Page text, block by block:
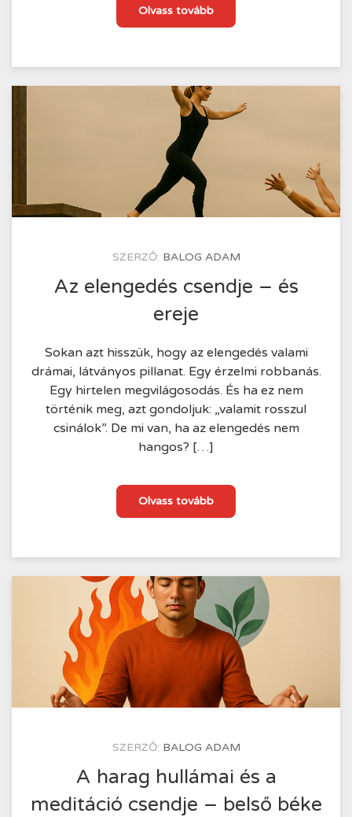
Olvass továbbA
mantra
mint
KÖZZÉTÉTEL
SZERZŐ: BALOG ADAM
Az elengedés csendje – és
ereje
Sokan azt hisszük, hogy az elengedés valami
drámai, látványos pillanat. Egy érzelmi robbanás.
Egy hirtelen megvilágosodás. És ha ez nem
történik meg, azt gondoljuk: „valamit rosszul
csinálok”. De mi van, ha az elengedés nem
hangos? […]
Olvass továbbAz
elengedés
csendje
ereje
KÖZZÉTÉTEL
SZERZŐ: BALOG ADAM
A harag hullámai és a
meditáció csendje – belső béke